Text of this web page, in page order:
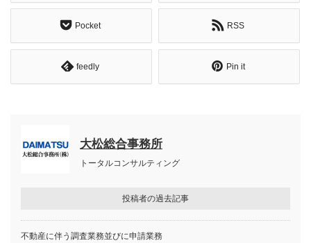
Pocket RSS
feedly Pin it
大松総合事務所
トータルコンサルティング
投稿者の過去記事
不動産に伴う調査業務並びに申請業務